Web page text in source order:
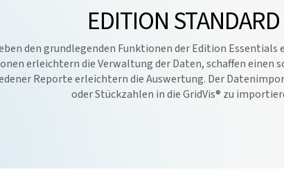
EDITION STANDARD
den grundlegenden Funktionen der Edition
erleichtern die Verwaltung der Daten, schaffen einen
Reporte erleichtern die Auswertung. Der
oder Stückzahlen in dieGridVis® zu